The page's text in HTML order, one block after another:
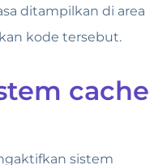
ditampilkan di area
kode tersebut.
cache
sistem